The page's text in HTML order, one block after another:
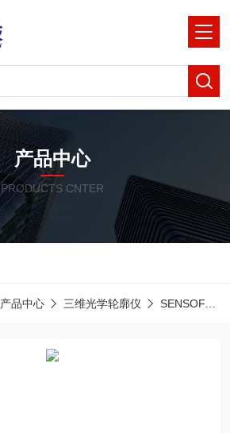
产品中心
PRODUCTS CNTER
产品中心 三维光学轮廓仪 SENSOFAR共聚焦白光干涉仪